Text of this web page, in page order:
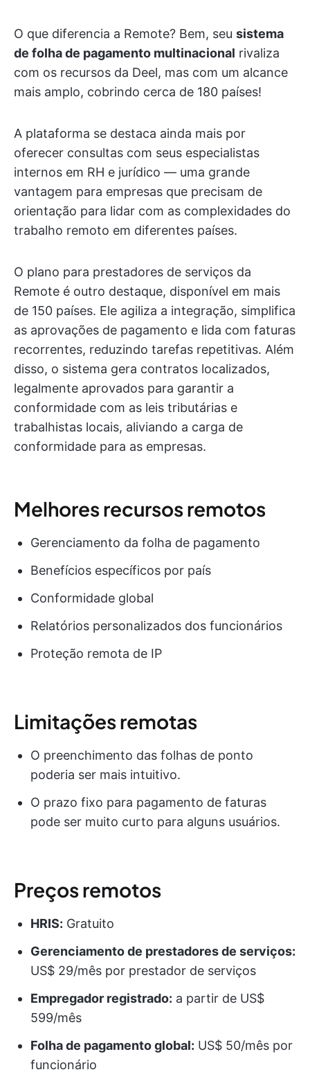
O que diferencia a Remote? Bem, seu sistema
de folha de pagamento multinacional rivaliza
com os recursos da Deel, mas com um alcance
mais amplo, cobrindo cerca de 180 países!
A plataforma se destaca ainda mais por
oferecer consultas com seus especialistas
internos em RH e jurídico — uma grande
vantagem para empresas que precisam de
orientação para lidar com as complexidades do
trabalho remoto em diferentes países.
O plano para prestadores de serviços da
Remote é outro destaque, disponível em mais
de 150 países. Ele agiliza a integração, simplifica
as aprovações de pagamento e lida com faturas
recorrentes, reduzindo tarefas repetitivas. Além
disso, o sistema gera contratos localizados,
legalmente aprovados para garantir a
conformidade com as leis tributárias e
trabalhistas locais, aliviando a carga de
conformidade para as empresas.
Melhores recursos remotos
Gerenciamento da folha de pagamento
Benefícios específicos por país
Conformidade global
Relatórios personalizados dos funcionários
Proteção remota de IP
Limitações remotas
O preenchimento das folhas de ponto
poderia ser mais intuitivo.
O prazo fixo para pagamento de faturas
pode ser muito curto para alguns usuários.
Preços remotos
HRIS: Gratuito
Gerenciamento de prestadores de serviços:
US$ 29/mês por prestador de serviços
Empregador registrado: a partir de US$
599/mês
Folha de pagamento global: US$ 50/mês por
funcionário